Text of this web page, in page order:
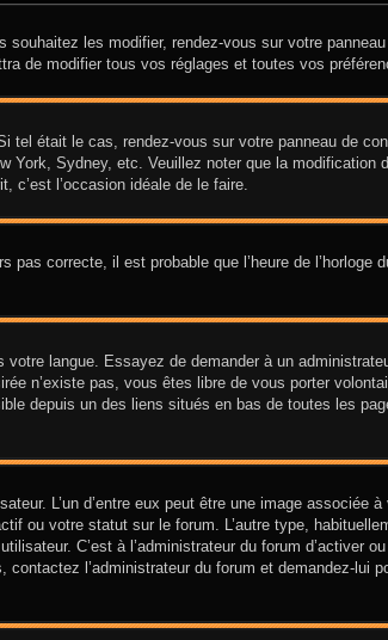
les modifier, rendez-vous sur votre
de modifier tous vos réglages et toutes vos
tel était le cas, rendez-vous sur votre panneau de
York, Sydney, etc. Veuillez noter que la modification
c’est l’occasion idéale de le faire.
pas correcte, il est probable que l’heure de l’horloge
votre langue. Essayez de demander à un
n’existe pas, vous êtes libre de vous porter
depuis un des liens situés en bas de toutes les
L’un d’entre eux peut être une image associée à
ou votre statut sur le forum. L’autre type,
C’est à l’administrateur du forum d’activer
l’administrateur du forum et demandez-lui